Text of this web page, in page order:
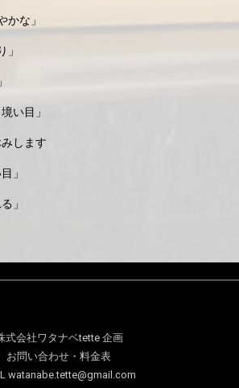
な」
い目」
します
」
」
式会社ワタナベtette 企画
お問い合わせ・料金表
watanabe.tette@gmail.com